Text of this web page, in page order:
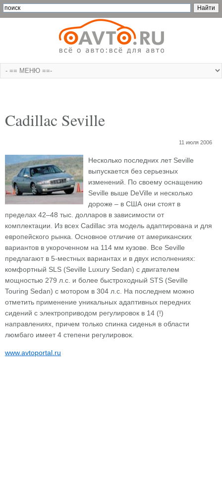
Cadillac Seville
11 июля 2006
Несколько последних лет Seville
выпускается без серьезных
изменений. По своему оснащению
Seville выше DeVille и несколько
дороже – в США они стоят в
пределах 42–48 тыс. долларов в зависимости от
комплектации. Из всех Cadillac эта модель адаптированa и для
европейского рынка. Основное отличие от американских
вариантов в укороченном на 114 мм кузове. Все Seville
предлагают в 5-местных вариантах и в двух исполнениях:
комфортный SLS (Seville Luxury Sedan) с двигателем
мощностью 279 л.с. и более быстроходный STS (Seville
Touring Sedan) с мотором в 304 л.с. На последнем можно
отметить применение уникальных адаптивных передних
сидений с электроприводом регулировок в 14 (!)
направлениях, причем только спинка сиденья в области
люмбаго имеет 4 степени регулировок.
www.avtoportal.ru